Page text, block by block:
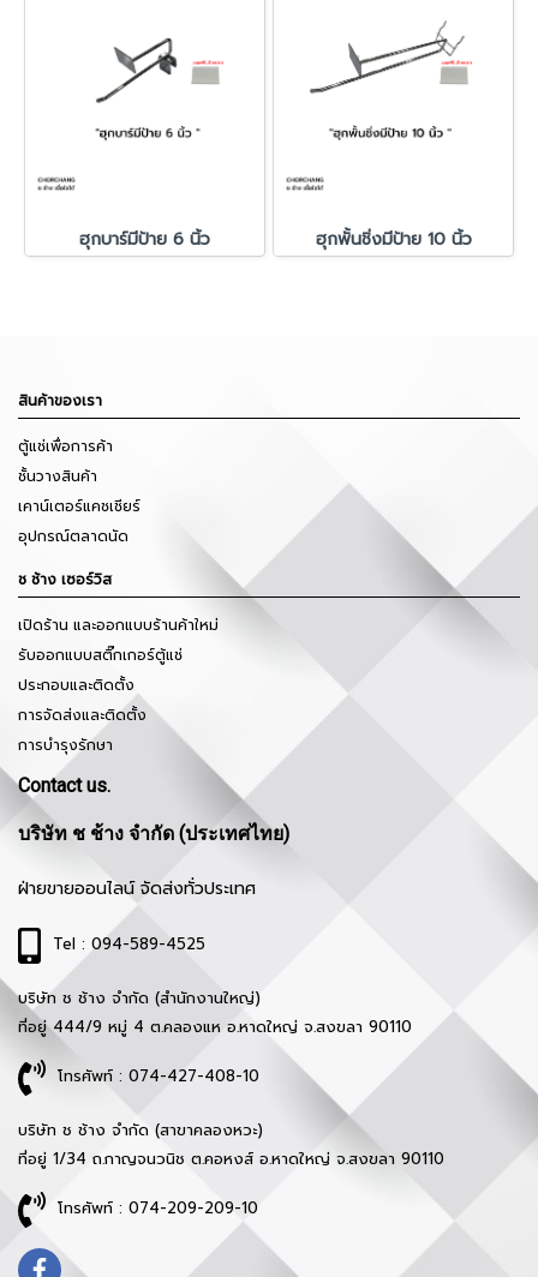
ฮุกบาร์มีป้าย 6 นิ้ว ฮุกพั้นชิ่งมีป้าย 10 นิ้ว
สินค้าของเรา
ตู้แช่เพื่อการค้า
ชั้นวางสินค้า
เคาน์เตอร์แคชเชียร์
อุปกรณ์ตลาดนัด
ช ช้าง เซอร์วิส
เปิดร้าน และออกแบบร้านค้าใหม่
รับออกแบบสติ๊กเกอร์ตู้แช่
ประกอบและติดตั้ง
การจัดส่งและติดตั้ง
การบำรุงรักษา
Contact us.
บริษัท ช ช้าง จำกัด (ประเทศไทย)
ฝ่ายขายออนไลน์ จัดส่งทั่วประเทศ
Tel : 094-589-4525
บริษัท ช ช้าง จำกัด (สำนักงานใหญ่)
ที่อยู่ 444/9 หมู่ 4 ต.คลองแห อ.หาดใหญ่ จ.สงขลา 90110
โทรศัพท์ : 074-427-408-10
บริษัท ช ช้าง จำกัด (สาขาคลองหวะ)
ที่อยู่ 1/34 ถ.กาญจนวนิช ต.คอหงส์ อ.หาดใหญ่ จ.สงขลา 90110
โทรศัพท์ : 074-209-209-10